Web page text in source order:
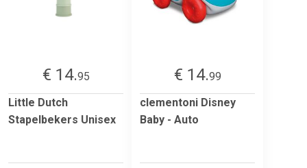
€ 14.95
Little Dutch
Stapelbekers Unisex
€ 14.99
clementoni Disney
Baby - Auto